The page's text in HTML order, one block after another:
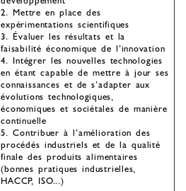
2. Mettre en place des
expérimentations scientifiques
3. Évaluer les résultats et la
faisabilité économique de l’innovation
4. Intégrer les nouvelles technologies
en étant capable de mettre à jour ses
connaissances et de s’adapter aux
évolutions technologiques,
économiques et sociétales de manière
continuelle
5. Contribuer à l’amélioration des
procédés industriels et de la qualité
finale des produits alimentaires
(bonnes pratiques industrielles,
HACCP, ISO...)